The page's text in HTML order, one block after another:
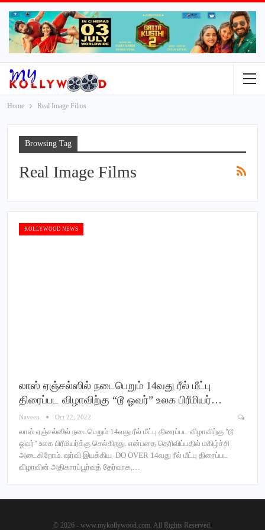
Home Real Image Films
Browsing Tag
Real Image Films
KOLLYWOOD NEWS
லாஸ் ஏஞ்சல்ஸில் நடைபெறும் 14வது ரீல் மீட்பு
திரைப்பட விழாவிற்கு “டூ ஓவர்” உலக பிரீமியர்…
Naveen Oct 22, 2022
லாஸ் ஏஞ்சல்ஸில் நடைபெறும் 14வது ரீல் மீட்பு திரைப்பட விழாவிற்கு "டூ
ஓவர்" உலக பிரீமியர்க்கு செல்கிறது. என்பதை தெரிவிப்பதில் மகிழ்ச்சி
அடைகிறோம். ஷர்வி இயக்கிய DO OVER 14வது ரீல் மீட்பு திரைப்பட
விழாவின் அதிகாரப்பூர்வத் தேர்வாக,…
© 2026 - www.mykollywood.com. All Rights Reserved.